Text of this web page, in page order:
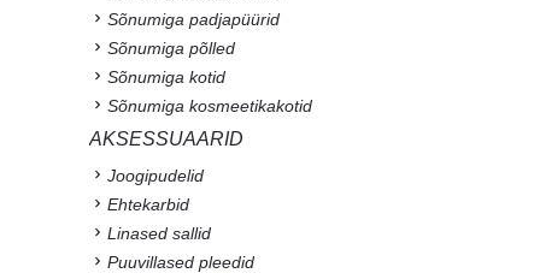
Sõnumiga padjapüürid
Sõnumiga põlled
Sõnumiga kotid
Sõnumiga kosmeetikakotid
AKSESSUAARID
Joogipudelid
Ehtekarbid
Linased sallid
Puuvillased pleedid